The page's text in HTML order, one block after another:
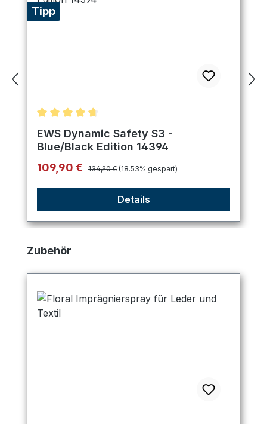
Tipp
Durchschnittliche Bewertung von 4.75 von 5
EWS Dynamic Safety S3 -
Blue/Black Edition 14394
Verkaufspreis:
109,90 € Regulärer Preis:
134,90 € (18.53% gespart)
Details
Produktgalerie überspringen
Zubehör